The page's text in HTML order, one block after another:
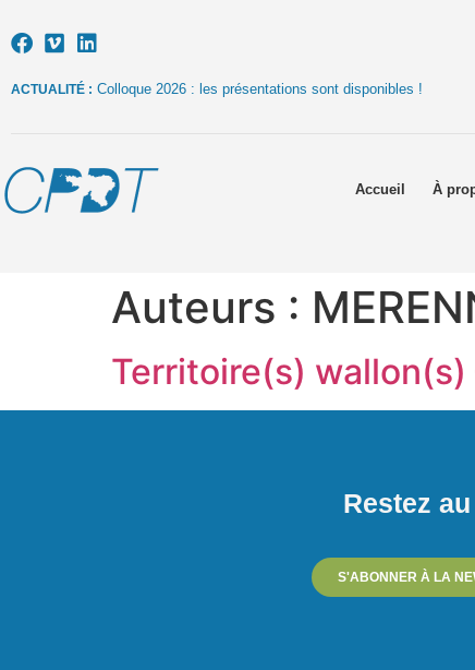
ACTUALITÉ : Colloque 2026 : les présentations sont disponibles !
Accueil À
Auteurs :
Territoire(s) wallon(s)
Restez
S'ABONNER À LA